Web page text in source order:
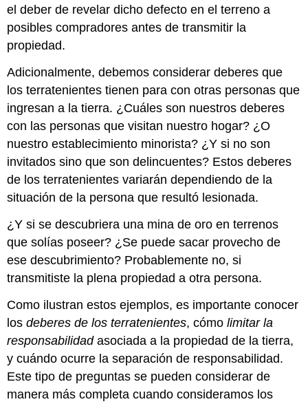
el deber de revelar dicho defecto en el terreno a
posibles compradores antes de transmitir la
propiedad.
Adicionalmente, debemos considerar deberes que
los terratenientes tienen para con otras personas que
ingresan a la tierra. ¿Cuáles son nuestros deberes
con las personas que visitan nuestro hogar? ¿O
nuestro establecimiento minorista? ¿Y si no son
invitados sino que son delincuentes? Estos deberes
de los terratenientes variarán dependiendo de la
situación de la persona que resultó lesionada.
¿Y si se descubriera una mina de oro en terrenos
que solías poseer? ¿Se puede sacar provecho de
ese descubrimiento? Probablemente no, si
transmitiste la plena propiedad a otra persona.
Como ilustran estos ejemplos, es importante conocer
losdeberes de los terratenientes, cómolimitar la
responsabilidadasociada a la propiedad de la tierra,
y cuándo ocurre la separación de responsabilidad.
Este tipo de preguntas se pueden considerar de
manera más completa cuando consideramos los